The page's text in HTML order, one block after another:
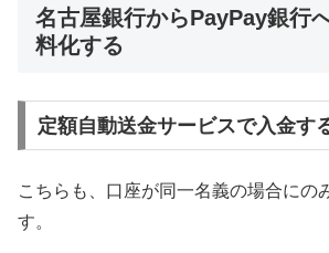
名古屋銀行からPayPay銀行
料化する
定額自動送金サービスで入金す
こちらも、口座が同一名義の場合にの
す。